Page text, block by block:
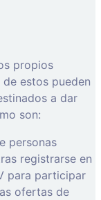
propios
estos pueden
a dar
son:
personas
registrarse en
para participar
ofertas de